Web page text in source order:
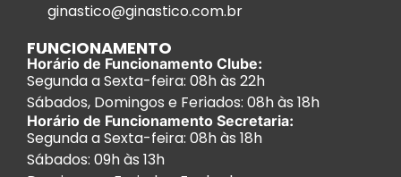
ginastico@ginastico.com.br
FUNCIONAMENTO
Horário de Funcionamento Clube:
Segunda a Sexta-feira: 08h às 22h
Sábados, Domingos e Feriados: 08h às 18h
Horário de Funcionamento Secretaria:
Segunda a Sexta-feira: 08h às 18h
Sábados: 09h às 13h